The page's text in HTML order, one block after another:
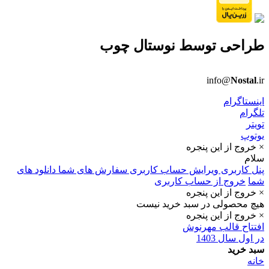
طراحی توسط نوستال چوب
info@Nostal.ir
اینستاگرام
تلگرام
تویتر
یوتوپ
× خروج از این پنجره
سلام
پنل کاربری ویرایش حساب کاربری سفارش های شما دانلود های
شما خروج از حساب کاربری
× خروج از این پنجره
هیچ محصولی در سبد خرید نیست
× خروج از این پنجره
افتتاح قالب مهرنوش
در اول سال 1403
سبد خرید
خانه